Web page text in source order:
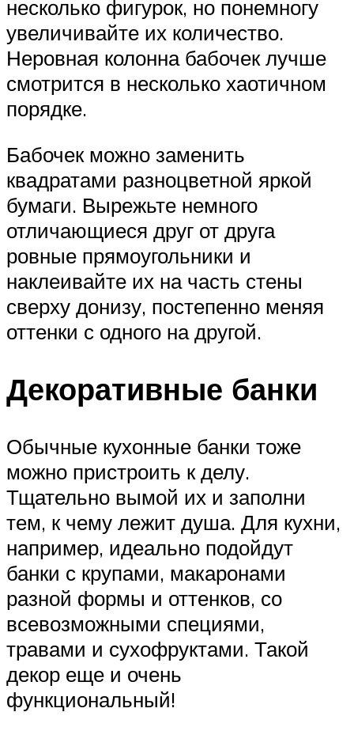
несколько фигурок, но понемногу
увеличивайте их количество.
Неровная колонна бабочек лучше
смотрится в несколько хаотичном
порядке.
Бабочек можно заменить
квадратами разноцветной яркой
бумаги. Вырежьте немного
отличающиеся друг от друга
ровные прямоугольники и
наклеивайте их на часть стены
сверху донизу, постепенно меняя
оттенки с одного на другой.
Декоративные банки
Обычные кухонные банки тоже
можно пристроить к делу.
Тщательно вымой их и заполни
тем, к чему лежит душа. Для кухни,
например, идеально подойдут
банки с крупами, макаронами
разной формы и оттенков, со
всевозможными специями,
травами и сухофруктами. Такой
декор еще и очень
функциональный!